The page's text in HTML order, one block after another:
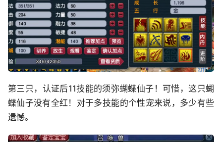
第三只，认证后11技能的须弥蝴蝶仙子！可惜，这只蝴
蝶仙子没有全红！对于多技能的个性宠来说，多少有些
遗憾。